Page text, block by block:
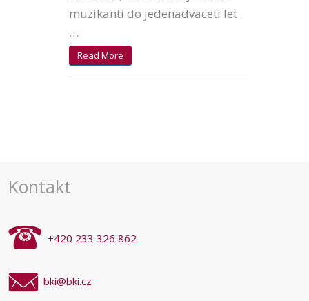
muzikanti do jedenadvaceti let.
…
Read More
Kontakt
+420 233 326 862
bki@bki.cz